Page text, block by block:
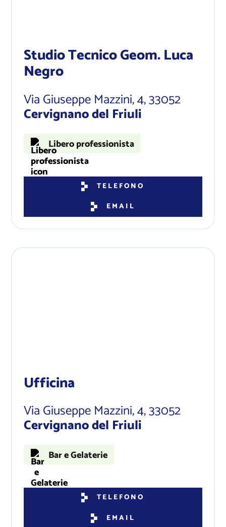
Studio Tecnico Geom. Luca
Negro
Via Giuseppe Mazzini, 4, 33052
Cervignano del Friuli​
Libero professionista
TELEFONO
EMAIL
Ufficina
Via Giuseppe Mazzini, 4, 33052
Cervignano del Friuli
Bar e Gelaterie
TELEFONO
EMAIL